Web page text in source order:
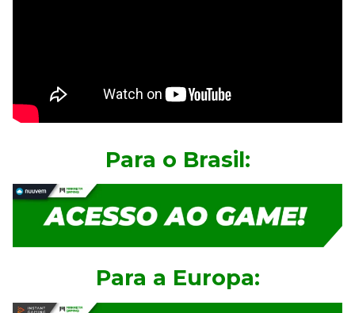
Para o Brasil:
Para a Europa: